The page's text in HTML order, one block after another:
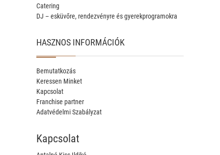
Catering
DJ – esküvőre, rendezvényre és gyerekprogramokra
HASZNOS INFORMÁCIÓK
Bemutatkozás
Keressen Minket
Kapcsolat
Franchise partner
Adatvédelmi Szabályzat
Kapcsolat